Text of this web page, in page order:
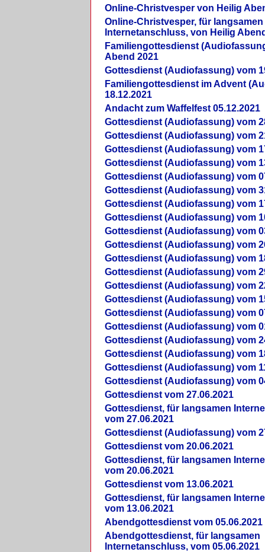
Online-Christvesper von Heilig
Online-Christvesper, für langsamen
Internetanschluss, von Heilig
Familiengottesdienst
Abend 2021
Gottesdienst (Audiofassung) vom
Familiengottesdienst im Advent
18.12.2021
Andacht zum Waffelfest 05.12.2021
Gottesdienst (Audiofassung) vom
Gottesdienst (Audiofassung) vom
Gottesdienst (Audiofassung) vom
Gottesdienst (Audiofassung) vom
Gottesdienst (Audiofassung) vom
Gottesdienst (Audiofassung) vom
Gottesdienst (Audiofassung) vom
Gottesdienst (Audiofassung) vom
Gottesdienst (Audiofassung) vom
Gottesdienst (Audiofassung) vom
Gottesdienst (Audiofassung) vom
Gottesdienst (Audiofassung) vom
Gottesdienst (Audiofassung) vom
Gottesdienst (Audiofassung) vom
Gottesdienst (Audiofassung) vom
Gottesdienst (Audiofassung) vom
Gottesdienst (Audiofassung) vom
Gottesdienst (Audiofassung) vom
Gottesdienst (Audiofassung) vom
Gottesdienst (Audiofassung) vom
Gottesdienst vom 27.06.2021
Gottesdienst, für langsamen
vom 27.06.2021
Gottesdienst (Audiofassung) vom
Gottesdienst vom 20.06.2021
Gottesdienst, für langsamen
vom 20.06.2021
Gottesdienst vom 13.06.2021
Gottesdienst, für langsamen
vom 13.06.2021
Abendgottesdienst vom 05.06.2021
Abendgottesdienst, für langsamen
Internetanschluss, vom 05.06.2021